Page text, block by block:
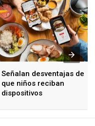
Señalan desventajas de
que niños reciban
dispositivos